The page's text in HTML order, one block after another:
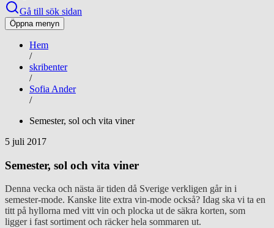
Gå till sök sidan
Öppna menyn
Hem
/
skribenter
/
Sofia Ander
/
Semester, sol och vita viner
5 juli 2017
Semester, sol och vita viner
Denna vecka och nästa är tiden då Sverige verkligen går in i
semester-mode. Kanske lite extra vin-mode också? Idag ska vi ta en
titt på hyllorna med vitt vin och plocka ut de säkra korten, som
ligger i fast sortiment och räcker hela sommaren ut.